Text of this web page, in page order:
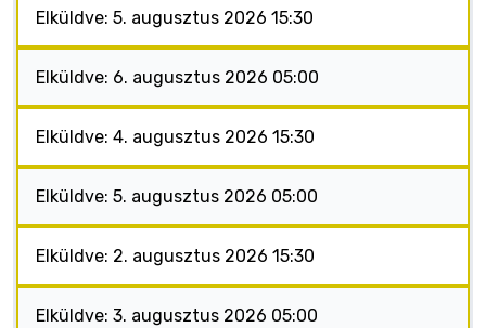
Elküldve: 5. augusztus 2026 15:30
Elküldve: 6. augusztus 2026 05:00
Elküldve: 4. augusztus 2026 15:30
Elküldve: 5. augusztus 2026 05:00
Elküldve: 2. augusztus 2026 15:30
Elküldve: 3. augusztus 2026 05:00